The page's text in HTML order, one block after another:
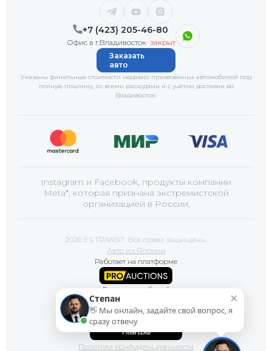
+7 (423) 205-46-80
Офис в г.Владивосток закрыт
Указаны финальные стоимости недавно привезённых автомобилей под
полную пошлину, со всеми расходами и с учётом доставки во
Владивосток.
Заказать
авто
Instagram и Facebook, продукты компании
Meta*, которая признана экстремистской
организацией в России.
2026 ES TRANSIT. Все права защищены.
Авто из Японии
Работает на платформе
Базы автомобилей
Сайт продвигает
Политика конфиденциальности
×
Степан
👋 Мы онлайн, задайте свой вопрос, я
сразу отвечу